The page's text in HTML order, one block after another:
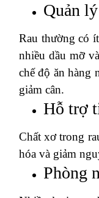
Quản
Rau thường có
nhiều dầu mỡ
chế độ ăn hàng
giảm cân.
Hỗ trợ
Chất xơ trong
hóa và giảm
Phòng